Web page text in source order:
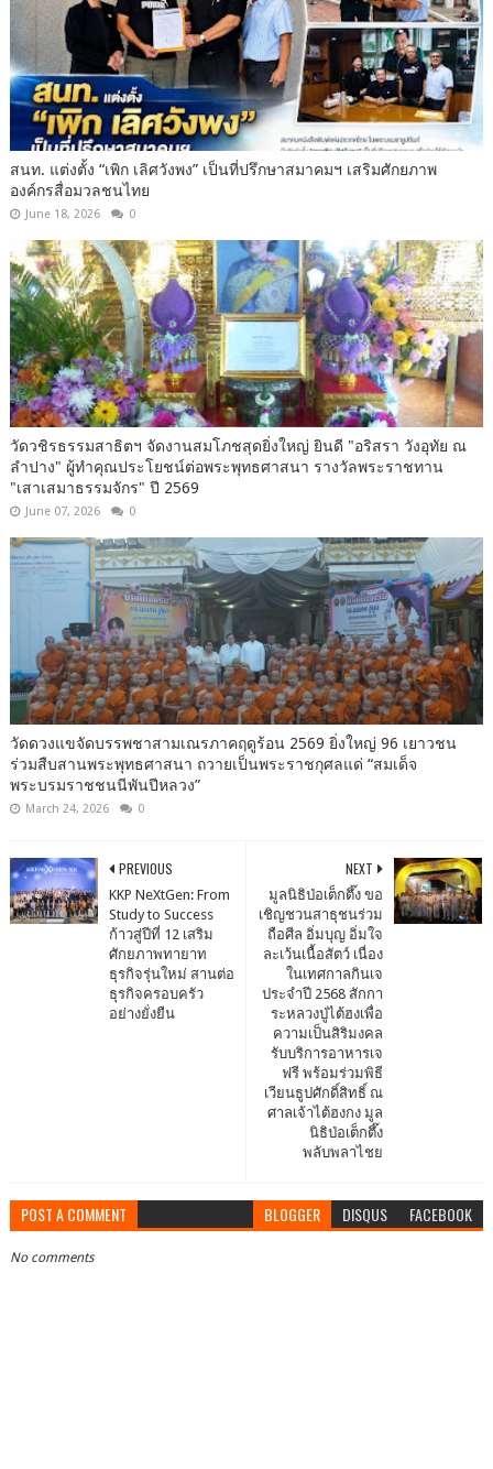
สนท. แต่งตั้ง “เพิก เลิศวังพง” เป็นที่ปรึกษาสมาคมฯ เสริมศักยภาพ
องค์กรสื่อมวลชนไทย
June 18, 2026 0
วัดวชิรธรรมสาธิตฯ จัดงานสมโภชสุดยิ่งใหญ่ ยินดี "อริสรา วังอุทัย ณ
ลำปาง" ผู้ทำคุณประโยชน์ต่อพระพุทธศาสนา รางวัลพระราชทาน
"เสาเสมาธรรมจักร" ปี 2569
June 07, 2026 0
วัดดวงแขจัดบรรพชาสามเณรภาคฤดูร้อน 2569 ยิ่งใหญ่ 96 เยาวชน
ร่วมสืบสานพระพุทธศาสนา ถวายเป็นพระราชกุศลแด่ “สมเด็จ
พระบรมราชชนนีพันปีหลวง”
March 24, 2026 0
NEXT
มูลนิธิป่อเต็กตึ๊ง ขอ
เชิญชวนสาธุชนร่วม
ถือศีล อิ่มบุญ อิ่มใจ
ละเว้นเนื้อสัตว์ เนื่อง
ในเทศกาลกินเจ
ประจำปี 2568 สักกา
ระหลวงปู่ไต้ฮงเพื่อ
ความเป็นสิริมงคล
รับบริการอาหารเจ
ฟรี พร้อมร่วมพิธี
เวียนธูปศักดิ์สิทธิ์ ณ
ศาลเจ้าไต้ฮงกง มูล
นิธิป่อเต็กตึ๊ง
พลับพลาไชย
PREVIOUS
KKP NeXtGen: From
Study to Success
ก้าวสู่ปีที่ 12 เสริม
ศักยภาพทายาท
ธุรกิจรุ่นใหม่ สานต่อ
ธุรกิจครอบครัว
อย่างยั่งยืน
POST A COMMENT BLOGGER DISQUS FACEBOOK
No comments